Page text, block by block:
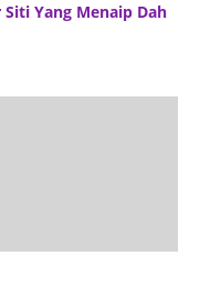
Yang Menaip Dah